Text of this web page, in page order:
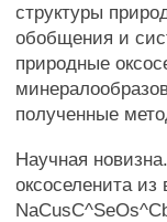
структуры
обобщения и
природные
полученные
Научная
оксоселенита